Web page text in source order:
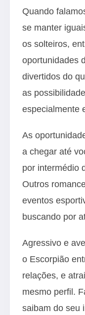
Quando
se manter
os solteiros,
oportunidades
divertidos do
as
especialmente
As
a chegar até
por intermédio
Outros
eventos
buscando por
Agressivo e
o Escorpião
relações, e
mesmo perfil.
saibam do seu